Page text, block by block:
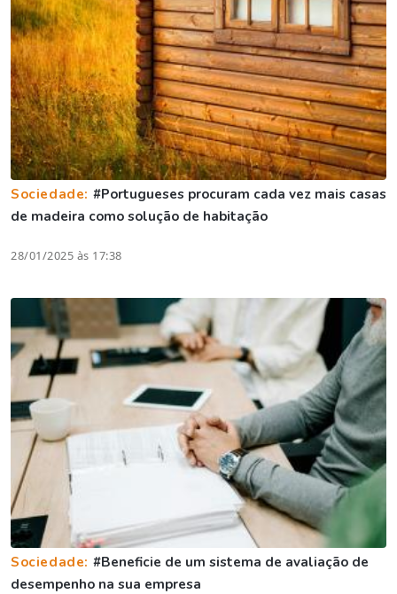
Sociedade: #Portugueses procuram cada vez mais casas
de madeira como solução de habitação
28/01/2025 às 17:38
Sociedade: #Beneficie de um sistema de avaliação de
desempenho na sua empresa